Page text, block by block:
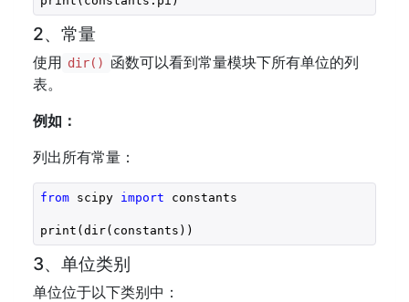
2、常量
使用 dir()
函数可以看到常量模块下所有单位的列
表。
例如：
列出所有常量：
from scipy import constants
print(dir(constants))
3、单位类别
单位位于以下类别中：